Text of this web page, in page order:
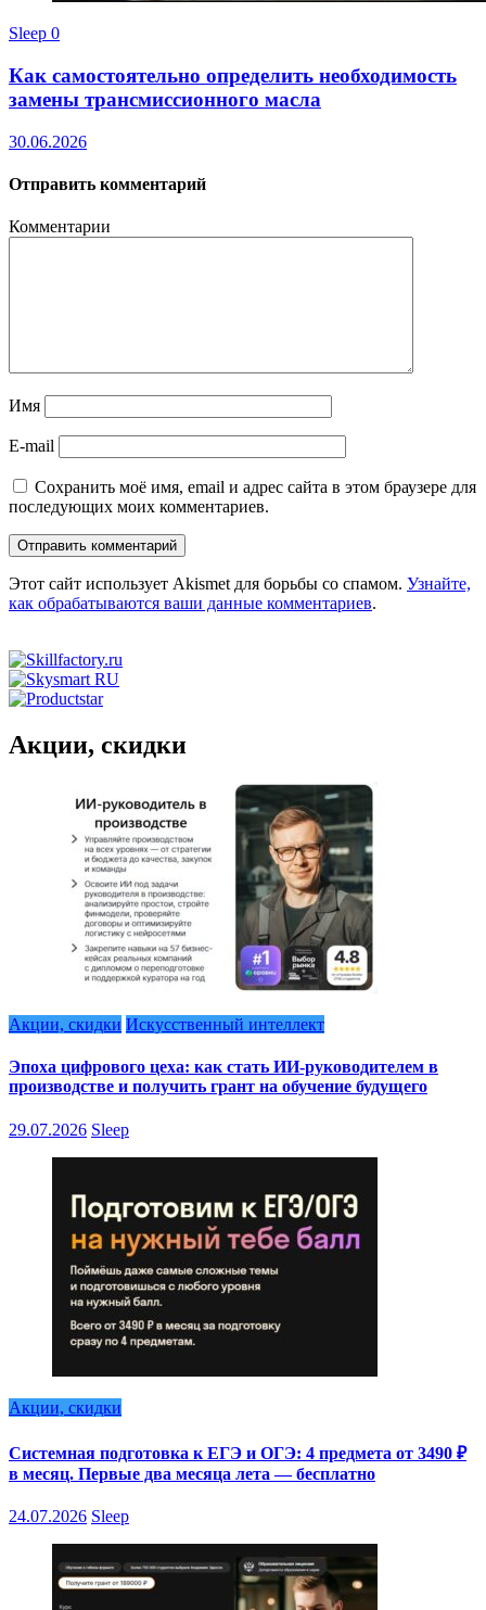
Sleep 0
Как самостоятельно определить необходимость
замены трансмиссионного масла
30.06.2026
Отправить комментарий
Комментарии
Имя
E-mail
Сохранить моё имя, email и адрес сайта в этом браузере для
последующих моих комментариев.
Этот сайт использует Akismet для борьбы со спамом. Узнайте,
как обрабатываются ваши данные комментариев.
Акции, скидки
Акции, скидки Искусственный интеллект
Эпоха цифрового цеха: как стать ИИ-руководителем в
производстве и получить грант на обучение будущего
29.07.2026 Sleep
Акции, скидки
Системная подготовка к ЕГЭ и ОГЭ: 4 предмета от 3490 ₽
в месяц. Первые два месяца лета — бесплатно
24.07.2026 Sleep